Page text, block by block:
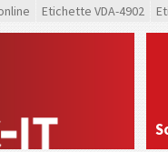
Etichette VDA-4902